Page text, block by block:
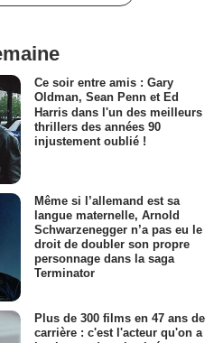
Ce soir entre amis : Gary
Oldman, Sean Penn et Ed
Harris dans l'un des meilleurs
thrillers des années 90
injustement oublié !
Même si l’allemand est sa
langue maternelle, Arnold
Schwarzenegger n’a pas eu le
droit de doubler son propre
personnage dans la saga
Terminator
Plus de 300 films en 47 ans de
carrière : c'est l'acteur qu'on a